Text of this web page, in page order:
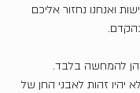
ואנחנו נחזור אליכם
הן להמחשה בלבד.
יהיו זהות לאבני החן של